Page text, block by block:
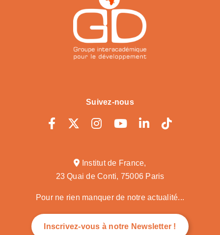
Suivez-nous
Institut de France,
23 Quai de Conti, 75006 Paris
Pour ne rien manquer de notre actualité...
Inscrivez-vous à notre Newsletter !